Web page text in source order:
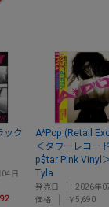
ック
日
A*Pop (Retail
＜タワーレコー
p$tar Pink Vinyl
Tyla
発売日
2026年
価格
￥5,690